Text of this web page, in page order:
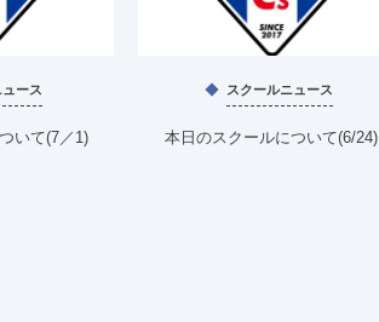
ース
いて(7／1)
スクールニュース
本日のスクールについて(6/24)